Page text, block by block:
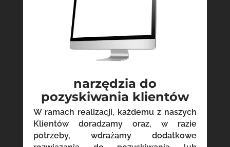
narzędzia do
pozyskiwania klientów
W ramach realizacji, każdemu z naszych
Klientów doradzamy oraz, w razie
potrzeby, wdrażamy dodatkowe